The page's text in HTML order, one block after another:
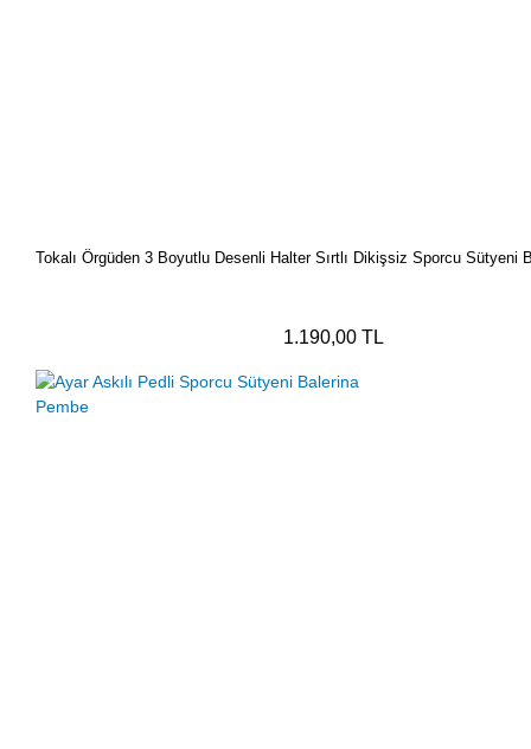
Tokalı Örgüden 3 Boyutlu Desenli Halter Sırtlı Dikişsiz Sporcu Sütyeni
1.190,00 TL